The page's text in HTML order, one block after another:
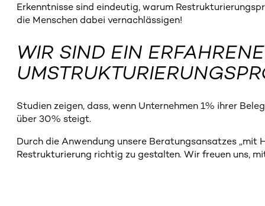
Erkenntnisse sind eindeutig, warum
die Menschen dabei vernachlässigen!
WIR SIND EIN
Studien zeigen, dass, wenn Unternehmen 1% ihrer
über 30% steigt.
Durch die Anwendung unsere Beratungsansatzes „mit
Restrukturierung richtig zu gestalten. Wir freuen uns,